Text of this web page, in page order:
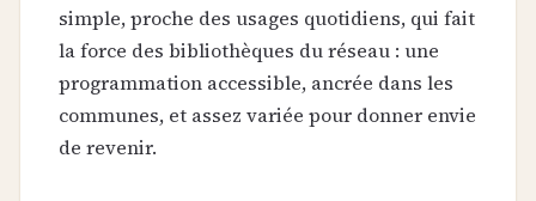
simple, proche des usages quotidiens, qui fait
la force des bibliothèques du réseau : une
programmation accessible, ancrée dans les
communes, et assez variée pour donner envie
de revenir.